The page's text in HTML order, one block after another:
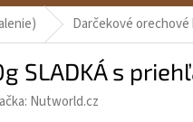
Darčekové orechové
SLADKÁ s
Nutworld.cz